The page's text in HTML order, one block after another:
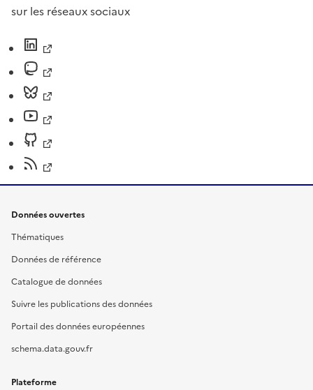
sur les réseaux sociaux
Données ouvertes
Thématiques
Données de référence
Catalogue de données
Suivre les publications des données
Portail des données européennes
schema.data.gouv.fr
Plateforme